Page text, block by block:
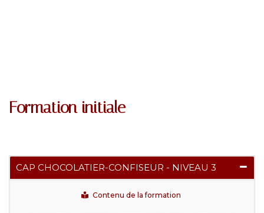
Formation initiale
CAP CHOCOLATIER-CONFISEUR - NIVEAU 3
Contenu de la formation